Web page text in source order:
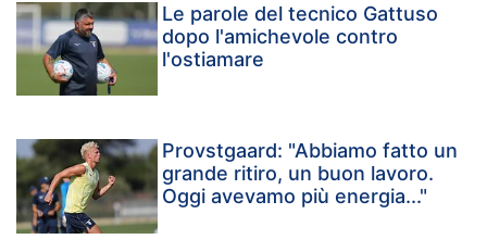
Le parole del tecnico Gattuso
dopo l'amichevole contro
l'ostiamare
Provstgaard: "Abbiamo fatto un
grande ritiro, un buon lavoro.
Oggi avevamo più energia..."